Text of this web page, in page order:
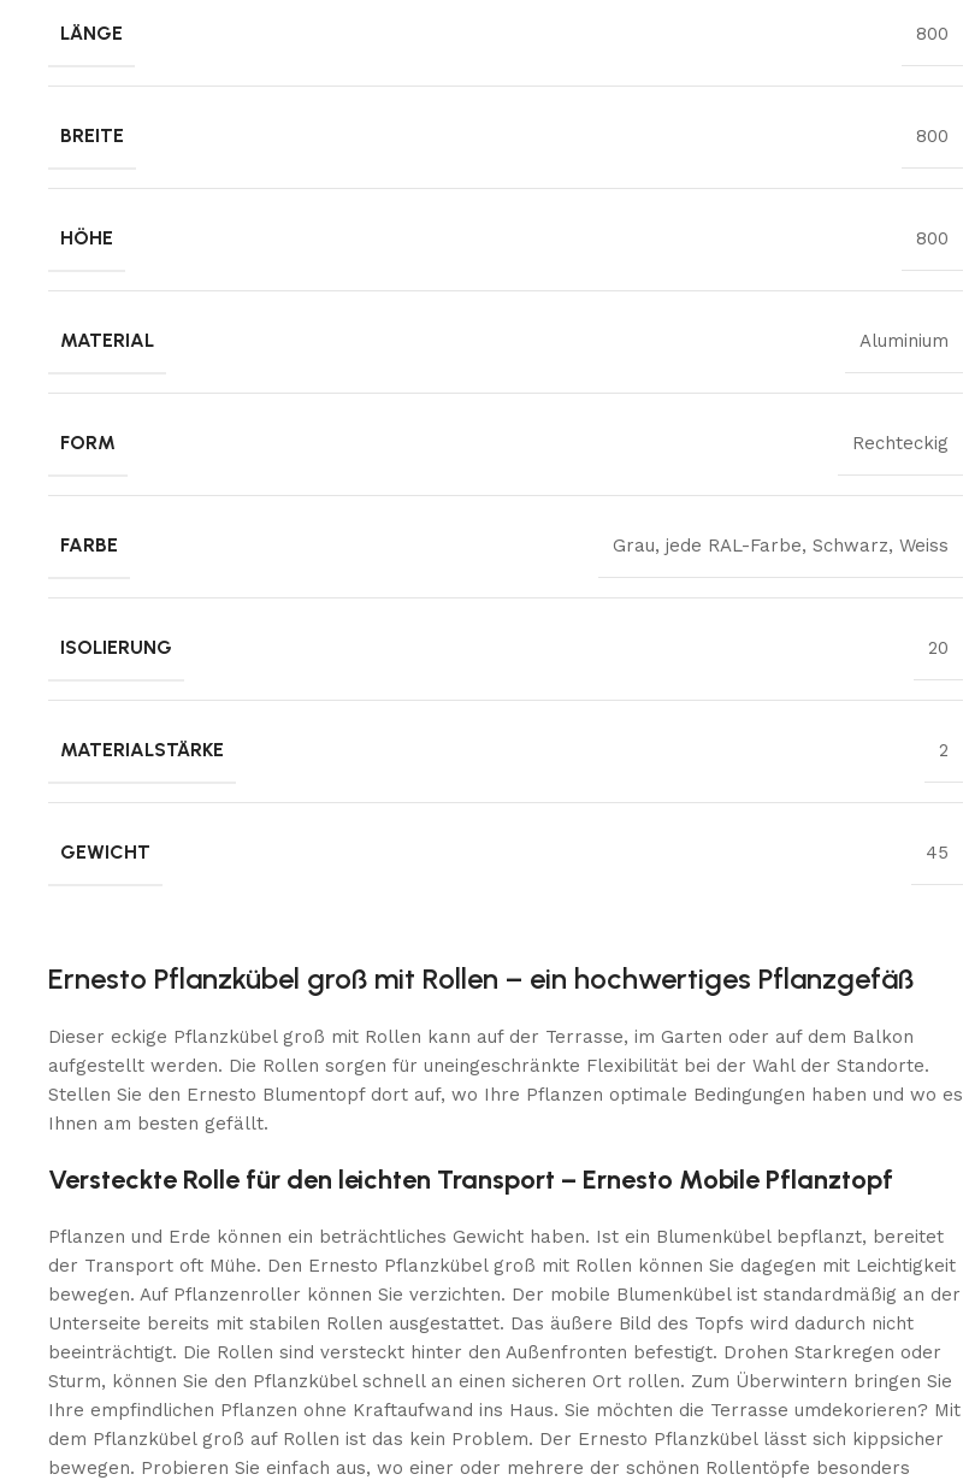
LÄNGE 800
BREITE 800
HÖHE 800
MATERIAL Aluminium
FORM Rechteckig
FARBE Grau, jede RAL-Farbe, Schwarz, Weiss
ISOLIERUNG 20
MATERIALSTÄRKE 2
GEWICHT 45
Ernesto Pflanzkübel groß mit Rollen – ein hochwertiges Pflanzgefäß
Dieser eckige Pflanzkübel groß mit Rollen kann auf der Terrasse, im Garten oder auf dem Balkon
aufgestellt werden. Die Rollen sorgen für uneingeschränkte Flexibilität bei der Wahl der Standorte.
Stellen Sie den Ernesto Blumentopf dort auf, wo Ihre Pflanzen optimale Bedingungen haben und wo es
Ihnen am besten gefällt.
Versteckte Rolle für den leichten Transport – Ernesto Mobile Pflanztopf
Pflanzen und Erde können ein beträchtliches Gewicht haben. Ist ein Blumenkübel bepflanzt, bereitet
der Transport oft Mühe. Den Ernesto Pflanzkübel groß mit Rollen können Sie dagegen mit Leichtigkeit
bewegen. Auf Pflanzenroller können Sie verzichten. Der mobile Blumenkübel ist standardmäßig an der
Unterseite bereits mit stabilen Rollen ausgestattet. Das äußere Bild des Topfs wird dadurch nicht
beeinträchtigt. Die Rollen sind versteckt hinter den Außenfronten befestigt. Drohen Starkregen oder
Sturm, können Sie den Pflanzkübel schnell an einen sicheren Ort rollen. Zum Überwintern bringen Sie
Ihre empfindlichen Pflanzen ohne Kraftaufwand ins Haus. Sie möchten die Terrasse umdekorieren? Mit
dem Pflanzkübel groß auf Rollen ist das kein Problem. Der Ernesto Pflanzkübel lässt sich kippsicher
bewegen. Probieren Sie einfach aus, wo einer oder mehrere der schönen Rollentöpfe besonders